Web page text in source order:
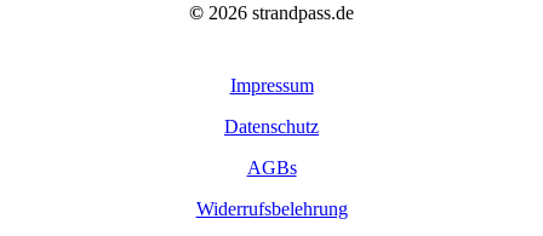
© 2026 strandpass.de
Impressum
Datenschutz
AGBs
Widerrufsbelehrung